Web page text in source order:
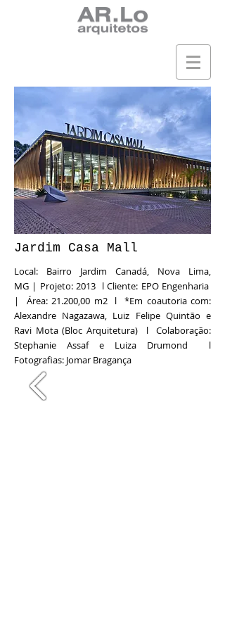
Jardim Casa Mall
Local: Bairro Jardim Canadá, Nova Lima,
MG | Projeto: 2013 l Cliente: EPO Engenharia
| Área: 21.200,00 m2 l
*Em coautoria com:
Alexandre Nagazawa, Luiz Felipe Quintão e
Ravi Mota (Bloc Arquitetura) l Colaboração:
Stephanie Assaf e Luiza Drumond l
Fotografias: Jomar Bragança